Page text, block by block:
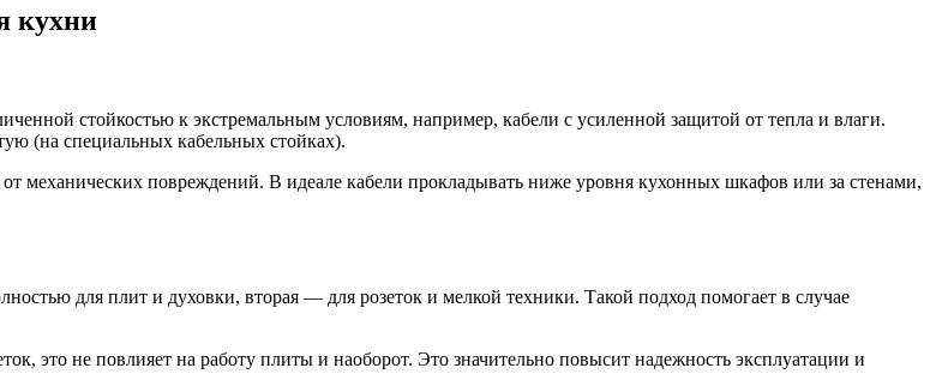
кухни
стойкостью к экстремальным условиям, например, кабели с усиленной защитой от тепла и влаги.
(на специальных кабельных стойках).
механических повреждений. В идеале кабели прокладывать ниже уровня кухонных шкафов или за стенами,
для плит и духовки, вторая — для розеток и мелкой техники. Такой подход помогает в случае
это не повлияет на работу плиты и наоборот. Это значительно повысит надежность эксплуатации и